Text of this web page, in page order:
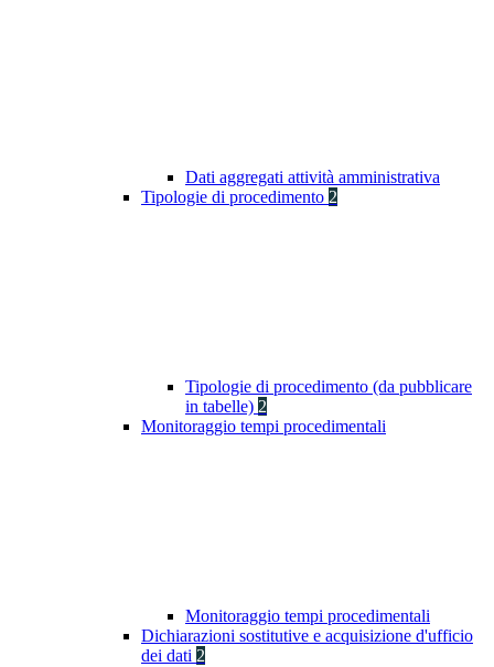
Dati aggregati attività amministrativa
Tipologie di procedimento 2
Tipologie di procedimento (da pubblicare
in tabelle) 2
Monitoraggio tempi procedimentali
Monitoraggio tempi procedimentali
Dichiarazioni sostitutive e acquisizione d'ufficio
dei dati 2